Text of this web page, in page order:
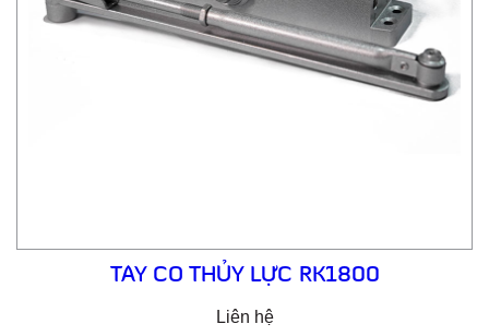
TAY CO THỦY LỰC RK1800
Liên hệ